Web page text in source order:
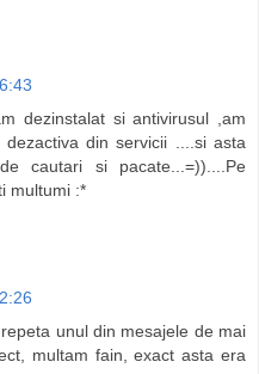
dezinstalat si antivirusul ,am
din servicii ....si asta
cautari si pacate...=))....Pe
multumi :*
unul din mesajele de mai
multam fain, exact asta era